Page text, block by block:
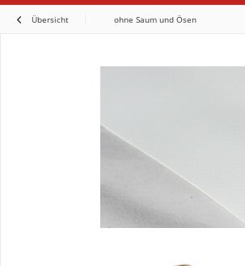
Übersicht ohne Saum und Ösen